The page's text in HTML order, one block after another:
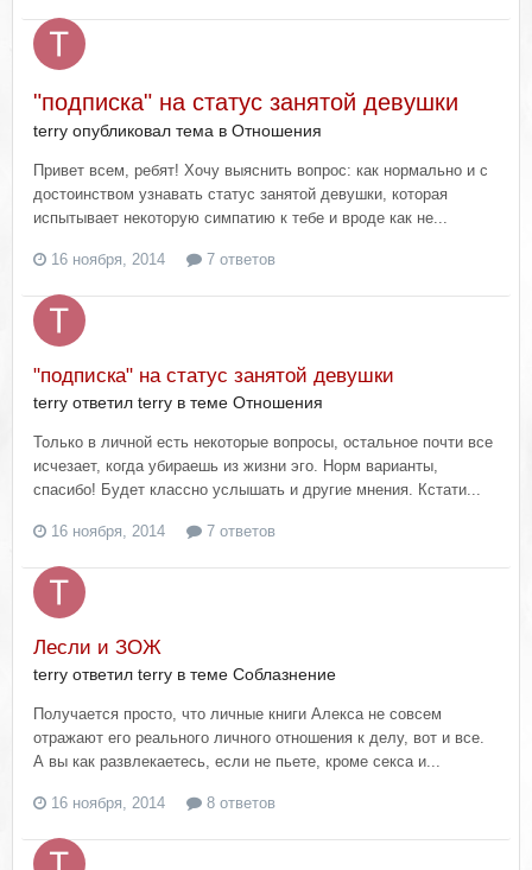
"подписка" на статус занятой девушки
terry опубликовал тема в Отношения
Привет всем, ребят! Хочу выяснить вопрос: как нормально и с
достоинством узнавать статус занятой девушки, которая
испытывает некоторую симпатию к тебе и вроде как не...
16 ноября, 2014 7 ответов
"подписка" на статус занятой девушки
terry ответил terry в теме Отношения
Только в личной есть некоторые вопросы, остальное почти все
исчезает, когда убираешь из жизни эго. Норм варианты,
спасибо! Будет классно услышать и другие мнения. Кстати...
16 ноября, 2014 7 ответов
Лесли и ЗОЖ
terry ответил terry в теме Соблазнение
Получается просто, что личные книги Алекса не совсем
отражают его реального личного отношения к делу, вот и все.
А вы как развлекаетесь, если не пьете, кроме секса и...
16 ноября, 2014 8 ответов